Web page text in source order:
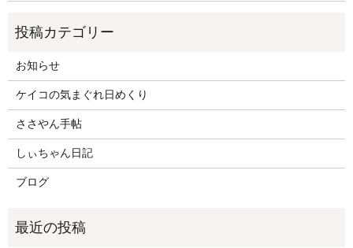
お知らせ
ケイコの気まぐれ日めくり
ささやん手帖
しぃちゃん日記
ブログ